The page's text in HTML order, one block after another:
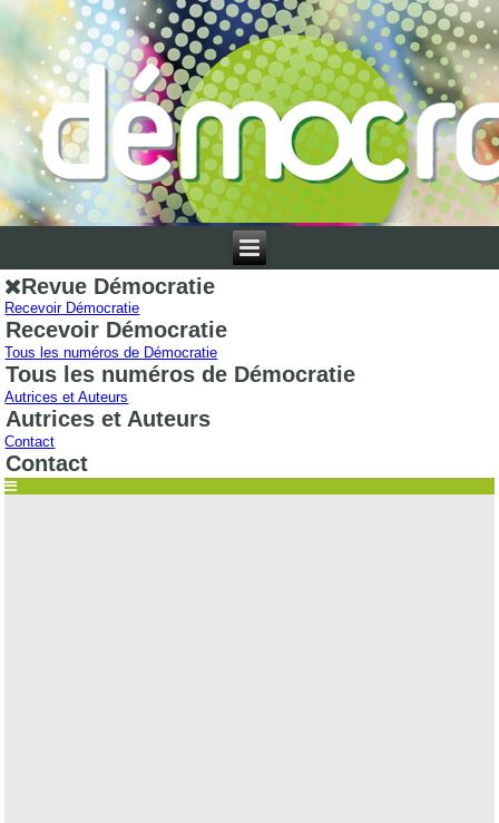
Revue Démocratie
Recevoir Démocratie
Recevoir Démocratie
Tous les numéros de Démocratie
Tous les numéros de Démocratie
Autrices et Auteurs
Autrices et Auteurs
Contact
Contact